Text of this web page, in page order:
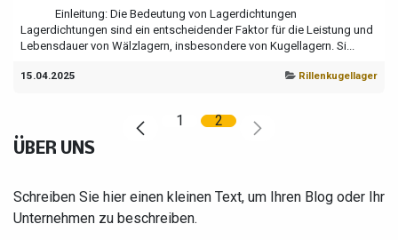
​ ​ ​ ​ ​ ​ ​ ​ ​ ​ ​ ​ ​ Einleitung: Die Bedeutung von Lagerdichtungen
Lagerdichtungen sind ein entscheidender Faktor für die Leistung und
Lebensdauer von Wälzlagern, insbesondere von Kugellagern. Si...
15.04.2025 Rillenkugellager
1 2
ÜBER UNS
Schreiben Sie hier einen kleinen Text, um Ihren Blog oder Ihr
Unternehmen zu beschreiben.